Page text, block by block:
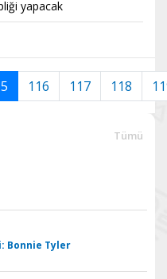
yapacak
116 117 118
Tümü
Bonnie Tyler